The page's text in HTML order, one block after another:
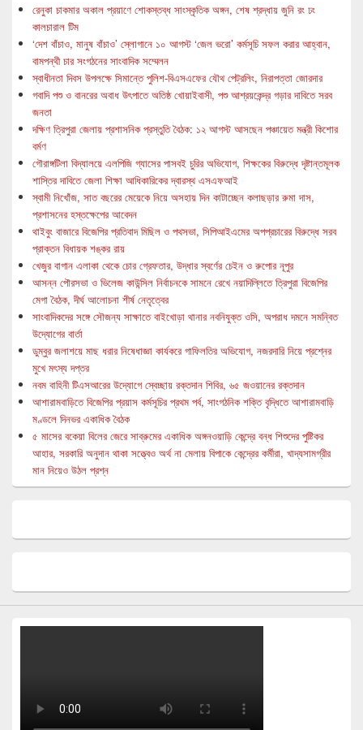
রেনুকা চাকমার অকাল প্রয়াণে শোকস্তব্ধ সাংস্কৃতিক অঙ্গন, শেষ শ্রদ্ধায় জুনি রং ঢং
কালচারাল টিম
‘দেশ বাঁচাও, মানুষ বাঁচাও’ স্লোগানে ১০ আগস্ট ‘জেল ভরো’ কর্মসূচি সফল করার আহ্বান,
বামপন্থী চার সংগঠনের সাংবাদিক সম্মেলন
স্বাধীনতা দিবস উপলক্ষে সিমান্তে পুলিশ-বিএসএফের যৌথ পেট্রলিং, নিরাপত্তা জোরদার
গবাদি পশু ও বানরের অবাধ উৎপাতে অতিষ্ঠ খোয়াইবাসী, পশু আশ্রয়কেন্দ্র গড়ার দাবিতে সরব
জনতা
দক্ষিণ ত্রিপুরা জেলায় প্রশাসনিক প্রস্তুতি বৈঠক: ১২ আগস্ট আসছেন পঞ্চায়েত মন্ত্রী কিশোর
বর্মণ
গৌরাঙ্গটিলা বিদ্যালয়ে এলপিজি গ্যাসের পাসবই চুরির অভিযোগ, শিক্ষকের বিরুদ্ধে দৃষ্টান্তমূলক
শাস্তির দাবিতে জেলা শিক্ষা আধিকারিকের দ্বারস্থ এসএফআই
স্বামী নিখোঁজ, সাত বছরের মেয়েকে নিয়ে অসহায় দিন কাটাচ্ছেন কলাছড়ার রুমা দাস,
প্রশাসনের হস্তক্ষেপের আবেদন
থাইবুং বাজারে বিজেপির প্রতিবাদ মিছিল ও পথসভা, সিপিআইএমের অপপ্রচারের বিরুদ্ধে সরব
প্রাক্তন বিধায়ক শঙ্কর রায়
খেজুর বাগান এলাকা থেকে চোর গ্রেফতার, উদ্ধার স্বর্ণের চেইন ও রুপোর নূপুর
আসন্ন পৌরসভা ও ভিলেজ কাউন্সিল নির্বাচনকে সামনে রেখে নয়াদিল্লিতে ত্রিপুরা বিজেপির
মেগা বৈঠক, দীর্ঘ আলোচনা শীর্ষ নেতৃত্বের
সাংবাদিকদের সঙ্গে সৌজন্য সাক্ষাতে বাইখোড়া থানার নবনিযুক্ত ওসি, অপরাধ দমনে সমন্বিত
উদ্যোগের বার্তা
ডুম্বুর জলাশয়ে মাছ ধরার নিষেধাজ্ঞা কার্যকরে গাফিলতির অভিযোগ, নজরদারি নিয়ে প্রশ্নের
মুখে মৎস্য দপ্তর
নবম বাহিনী টিএসআরের উদ্যোগে স্বেচ্ছায় রক্তদান শিবির, ৬৫ জওয়ানের রক্তদান
আশারামবাড়িতে বিজেপির প্রয়াস কর্মসূচির প্রথম পর্ব, সাংগঠনিক শক্তি বৃদ্ধিতে আশারামবাড়ি
মণ্ডলে দিনভর একাধিক বৈঠক
৫ মাসের বকেয়া বিলের জেরে সাব্রুমের একাধিক অঙ্গনওয়াড়ি কেন্দ্রে বন্ধ শিশুদের পুষ্টিকর
আহার, সরকারি অনুদান থাকা সত্ত্বেও অর্থ না মেলায় বিপাকে কেন্দ্রের কর্মীরা, খাদ্যসামগ্রীর
মান নিয়েও উঠল প্রশ্ন